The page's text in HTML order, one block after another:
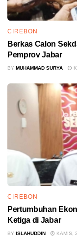
CIREBON
Berkas Calon
Pemprov Jabar
BY MUHAMMAD SURYA
CIREBON
Pertumbuhan
Ketiga di Jabar
BY ISLAHUDDIN KAMIS,